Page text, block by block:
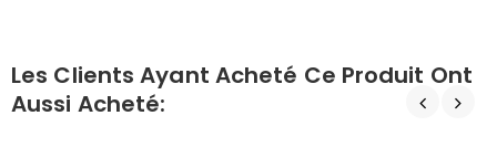
Les Clients Ayant Acheté Ce Produit Ont
Aussi Acheté: